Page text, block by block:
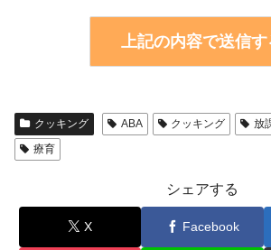
クッキング ABA クッキング
放
療育
シェアする
X Facebook